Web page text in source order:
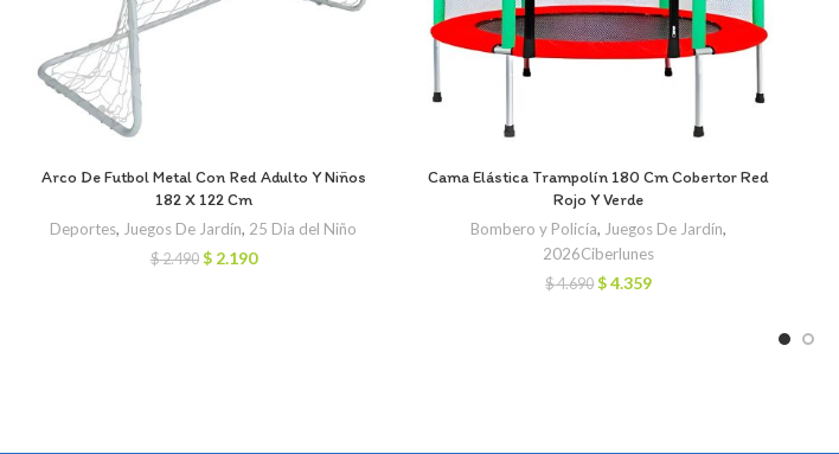
Arco De Futbol Metal Con Red Adulto Y Niños
182 X 122 Cm
Deportes, Juegos De Jardín, 25 Dia del Niño
$2.490 El
$2.190El
Cama Elástica Trampolín 180 Cm Cobertor Red
Rojo Y Verde
Bombero y Policía, Juegos De Jardín,
2026Ciberlunes
$4.690 El
$4.359El